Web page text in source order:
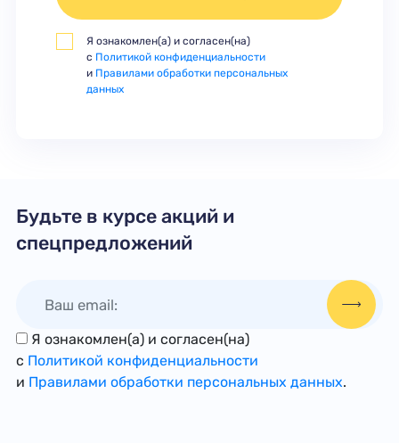
Я ознакомлен(а) и согласен(на)
с Политикой конфиденциальности
и Правилами обработки персональных
данных
Будьте в курсе акций и
спецпредложений
Я ознакомлен(а) и согласен(на)
с Политикой конфиденциальности
и Правилами обработки персональных данных.